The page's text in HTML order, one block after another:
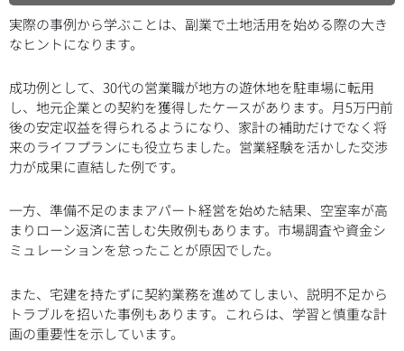
実際の事例から学ぶことは、副業で土地活用を始める際の大き
なヒントになります。
成功例として、30代の営業職が地方の遊休地を駐車場に転用
し、地元企業との契約を獲得したケースがあります。月5万円前
後の安定収益を得られるようになり、家計の補助だけでなく将
来のライフプランにも役立ちました。営業経験を活かした交渉
力が成果に直結した例です。
一方、準備不足のままアパート経営を始めた結果、空室率が高
まりローン返済に苦しむ失敗例もあります。市場調査や資金シ
ミュレーションを怠ったことが原因でした。
また、宅建を持たずに契約業務を進めてしまい、説明不足から
トラブルを招いた事例もあります。これらは、学習と慎重な計
画の重要性を示しています。